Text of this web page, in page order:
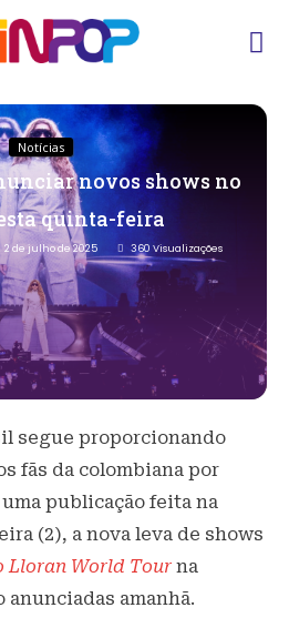
Notícias
novos shows no
quinta-feira
2 de julho de 2025 360 Visualizações
segue proporcionando
fãs da colombiana por
publicação feita na
(2), a nova leva de shows
Lloran World Tour na
anunciadas amanhã.